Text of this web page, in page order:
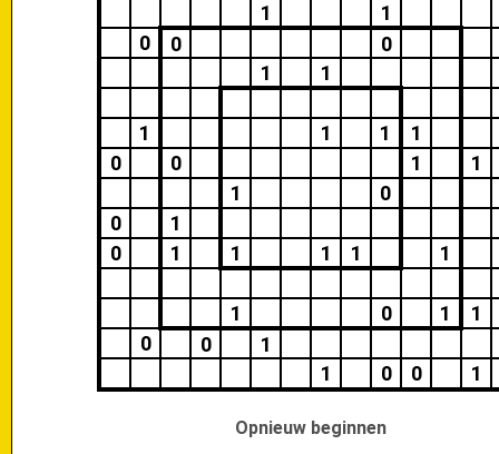
1
1
0
0
0
1
1
1 1 1
1
0
0 1
1
1
0
0
1
0
1 1 1 1 1
1 0 1
1
0
0
1
1
0 0 1
Opnieuw beginnen